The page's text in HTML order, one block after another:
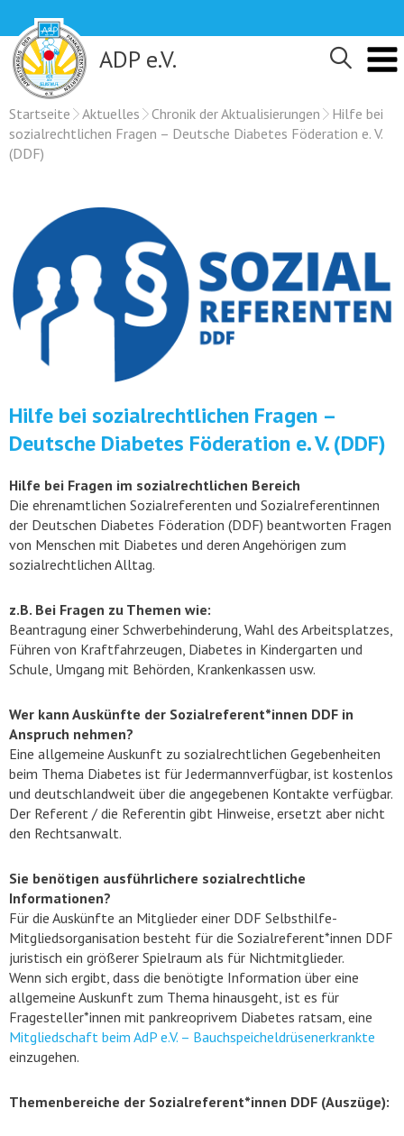
content
ADP e.V.
Startseite Aktuelles Chronik der Aktualisierungen
Hilfe bei
sozialrechtlichen Fragen – Deutsche Diabetes Föderation e. V.
(DDF)
Hilfe bei sozialrechtlichen Fragen –
Deutsche Diabetes Föderation e. V. (DDF)
Hilfe bei Fragen im sozialrechtlichen Bereich
Die ehrenamtlichen Sozialreferenten und Sozialreferentinnen
der Deutschen Diabetes Föderation (DDF) beantworten Fragen
von Menschen mit Diabetes und deren Angehörigen zum
sozialrechtlichen Alltag.
z.B. Bei Fragen zu Themen wie:
Beantragung einer Schwerbehinderung, Wahl des Arbeitsplatzes,
Führen von Kraftfahrzeugen, Diabetes in Kindergarten und
Schule, Umgang mit Behörden, Krankenkassen usw.
Wer kann Auskünfte der Sozialreferent*innen DDF in
Anspruch nehmen?
Eine allgemeine Auskunft zu sozialrechtlichen Gegebenheiten
beim Thema Diabetes ist für Jedermannverfügbar, ist kostenlos
und deutschlandweit über die angegebenen Kontakte verfügbar.
Der Referent / die Referentin gibt Hinweise, ersetzt aber nicht
den Rechtsanwalt.
Sie benötigen ausführlichere sozialrechtliche
Informationen?
Für die Auskünfte an Mitglieder einer DDF Selbsthilfe-
Mitgliedsorganisation besteht für die Sozialreferent*innen DDF
juristisch ein größerer Spielraum als für Nichtmitglieder.
Wenn sich ergibt, dass die benötigte Information über eine
allgemeine Auskunft zum Thema hinausgeht, ist es für
Fragesteller*innen mit pankreoprivem Diabetes ratsam, eine
Mitgliedschaft beim AdP e.V. – Bauchspeicheldrüsenerkrankte
einzugehen.
Themenbereiche der Sozialreferent*innen DDF (Auszüge):